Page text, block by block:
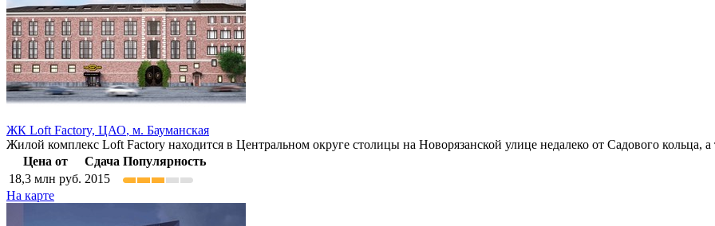
ЖК Loft Factory, ЦАО, м. Бауманская
Жилой комплекс Loft Factory находится в Центральном округе столицы на Новорязанской улице недалеко от Садового кольца, а
Цена от
Сдача Популярность
18,3 млн руб. 2015
На карте